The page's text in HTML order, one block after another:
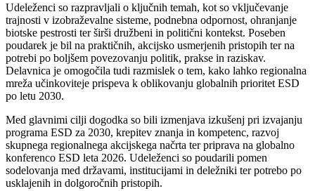
Udeleženci so razpravljali o ključnih temah, kot so vključevanje
trajnosti v izobraževalne sisteme, podnebna odpornost, ohranjanje
biotske pestrosti ter širši družbeni in politični kontekst. Poseben
poudarek je bil na praktičnih, akcijsko usmerjenih pristopih ter na
potrebi po boljšem povezovanju politik, prakse in raziskav.
Delavnica je omogočila tudi razmislek o tem, kako lahko regionalna
mreža učinkoviteje prispeva k oblikovanju globalnih prioritet ESD
po letu 2030.
Med glavnimi cilji dogodka so bili izmenjava izkušenj pri izvajanju
programa ESD za 2030, krepitev znanja in kompetenc, razvoj
skupnega regionalnega akcijskega načrta ter priprava na globalno
konferenco ESD leta 2026. Udeleženci so poudarili pomen
sodelovanja med državami, institucijami in deležniki ter potrebo po
usklajenih in dolgoročnih pristopih.